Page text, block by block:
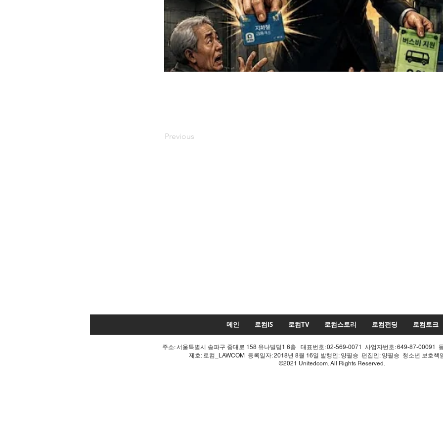
Previous
메인 로컴IS 로컴TV 로컴스토리 로컴펀딩 로컴토크
주소: 서울특별시 송파구 중대로 158 유나빌딩1 6층 대표번호: 02-569-0071 사업자번호: 649-87-00091
제호: 로컴_LAWCOM 등록일자: 2018년 8월 16일 발행인: 양필승 편집인: 양필승 청소년 보호
©2021 Unitedcom. All Rights Reserved.